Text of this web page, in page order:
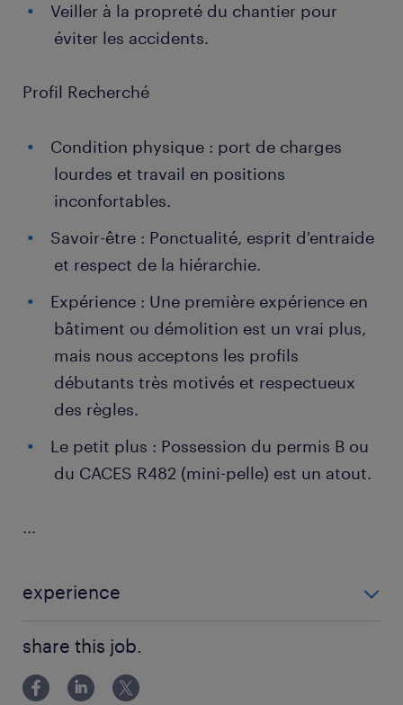
Veiller à la propreté du chantier pour
éviter les accidents.
Profil Recherché
Condition physique : port de charges
lourdes et travail en positions
inconfortables.
Savoir-être : Ponctualité, esprit d'entraide
et respect de la hiérarchie.
Expérience : Une première expérience en
bâtiment ou démolition est un vrai plus,
mais nous acceptons les profils
débutants très motivés et respectueux
des règles.
Le petit plus : Possession du permis B ou
du CACES R482 (mini-pelle) est un atout.
...
experience
share this job.